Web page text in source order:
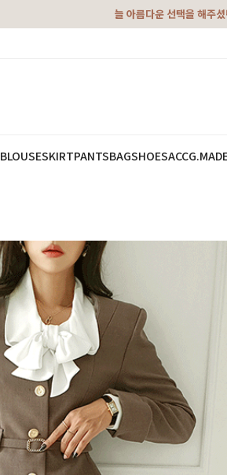
늘 아름다운 선택을 해주
BLOUSESKIRTPANTSBAGSHOESACC